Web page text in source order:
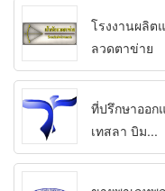
โรงงานผลิต
ลวดตาข่าย
ที่ปรึกษาออก
เทสลา บิม...